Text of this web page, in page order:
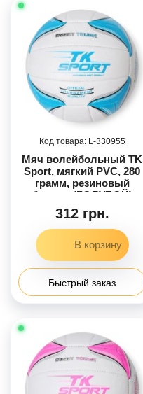
330955
Мяч волейбольный TK
Sport, мягкий PVC, 280
грамм, резиновый
баллон (ГОЛУБОЙ)
312 грн.
Быстрый заказ